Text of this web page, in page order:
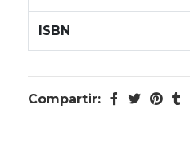
ISBN
Compartir: